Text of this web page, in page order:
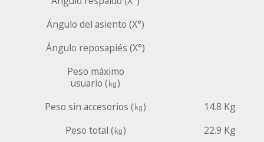
Ángulo del asiento (X°)
Ángulo reposapiés (X°)
Peso máximo
usuario (㎏)
Peso sin accesorios (㎏)
14.8 Kg
Peso total (㎏)
22.9 Kg